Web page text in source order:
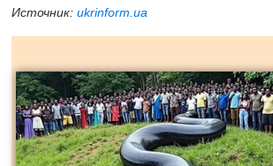
Источник: ukrinform.ua